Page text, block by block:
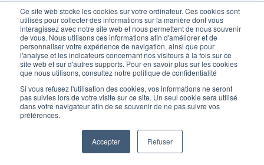
Ce site web stocke les cookies sur votre ordinateur. Ces cookies sont
utilisés pour collecter des informations sur la manière dont vous
interagissez avec notre site web et nous permettent de nous souvenir
de vous. Nous utilisons ces informations afin d'améliorer et de
personnaliser votre expérience de navigation, ainsi que pour
l'analyse et les indicateurs concernant nos visiteurs à la fois sur ce
site web et sur d'autres supports. Pour en savoir plus sur les cookies
que nous utilisons, consultez notre politique de confidentialité
Si vous refusez l'utilisation des cookies, vos informations ne seront
pas suivies lors de votre visite sur ce site. Un seul cookie sera utilisé
dans votre navigateur afin de se souvenir de ne pas suivre vos
préférences.
Accepter Refuser
Applications pour bornes tactiles